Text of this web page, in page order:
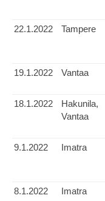
22.1.2022 Tampere
19.1.2022 Vantaa
18.1.2022
Hakunila,
Vantaa
9.1.2022 Imatra
8.1.2022
Imatra